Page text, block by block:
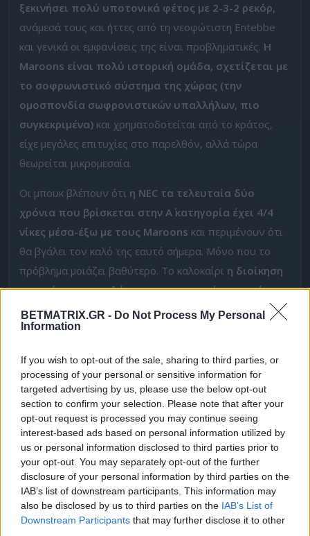
BETMATRIX.GR - Do Not Process My Personal
Information
If you wish to opt-out of the sale, sharing to third parties, or
processing of your personal or sensitive information for
targeted advertising by us, please use the below opt-out
section to confirm your selection. Please note that after your
opt-out request is processed you may continue seeing
interest-based ads based on personal information utilized by
us or personal information disclosed to third parties prior to
your opt-out. You may separately opt-out of the further
disclosure of your personal information by third parties on the
IAB’s list of downstream participants. This information may
also be disclosed by us to third parties on the IAB’s List of
Downstream Participants that may further disclose it to other
ξεκινήσει πολύ υποτονικά φέτος με 2-3-2 ρεκόρ,
ανάμεσά τους και ήττες από τη νεοφώτιστη Entebbe
και γενικά οι εμφανίσεις της είναι προβληματικές. Η
Maroons είναι πολύ ιστορική ομάδα, σχετίζεται με
το σοφρωνιστικό σύστημα της χώρας (την
ομοσπονδία σωφρονιστικών υπαλλήλων, πιο
συγκεκριμένα) και χρηματοδοτείται από το κράτος,
είχε μεγάλες επιτυχίες στο παρελθόν, αλλά τώρα
θεωρείται μικρομεσαία.
Οι μπουκ βλέπουν ότι η NEC τα τελευταία δύο
χρόνια που βρίσκεται στην Α΄ κατηγορία έχει 4/4
νίκες μέσα-έξω με τους Maroons και περιμένουν ότι
θα βγάλει τον καλό της εαυτό σήμερα. Μόνο που το
πρόβλημα μοιάζει βαθύτερο. Το καλοκαίρι η διοίκηση
αποφάσισε να χαλάσει τον πετυχημένο κορμό των
δύο τελευταίων χρόνωνδιώχνοντας πάνω από 10
παίκτες, με σκοπό βέβαια όχι να υποβαθμίσει την
διεθνείς ποδοσφαιριστές.Το πέτυχε με κάποιους,
αλλά η χημεία φαίνεται να χάλασε.
Είναι πιο ποιοτική ομάδα η NEC, αλλάοι νέοι παίκτες
δεν «πονάνε» την ομάδα,τουλάχιστον ως τώρα. Η
Maroons ανεβαίνει και δεν βλέπω ότι θα είναι τόσο
εύκολη λεία για μια ομάδα με δομικά προβλήματα. Αν
«αναστηθεί» σήμερα η NEC, χαλάλι της. Αλλάαυτό που
έχει αξία είναι το 1Χ της Maroons στο
1,70 της